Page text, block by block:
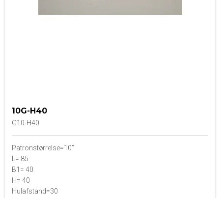
10G-H40
G10-H40
Patronstørrelse=10”
L= 85
B1= 40
H= 40
Hulafstand=30